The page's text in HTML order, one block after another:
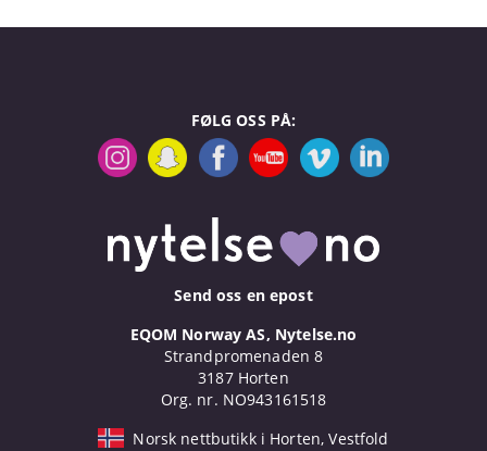
FØLG OSS PÅ:
Send oss en epost
EQOM Norway AS, Nytelse.no
Strandpromenaden 8
3187 Horten
Org. nr. NO943161518
Norsk nettbutikk i Horten, Vestfold